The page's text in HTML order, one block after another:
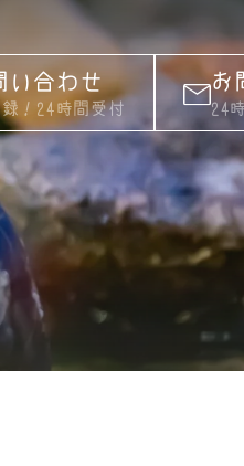
い合わせ
！24時間受付
お
24